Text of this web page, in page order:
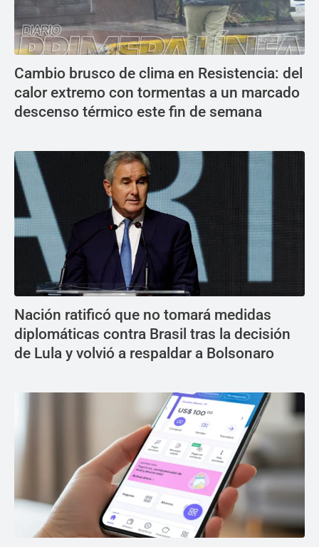
Cambio brusco de clima en Resistencia: del
calor extremo con tormentas a un marcado
descenso térmico este fin de semana
Nación ratificó que no tomará medidas
diplomáticas contra Brasil tras la decisión
de Lula y volvió a respaldar a Bolsonaro